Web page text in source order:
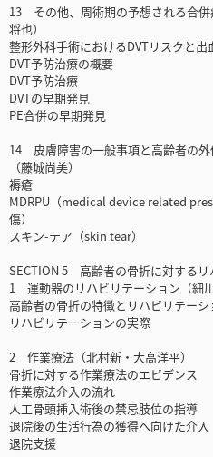
13 その他、周術期の予想される合
将也）
整形外科手術におけるDVTリスクと出
DVT予防治療の概要
DVT予防治療
DVTの早期発見
PE合併の早期発見
14 皮膚障害の一般事項と高齢者の
（藤城尚美）
褥瘡
MDRPU（medical device related
傷）
スキン-テア（skin tear）
SECTION 5 高齢者の骨折に対するリ
1 運動器のリハビリテーション（細川
高齢者の骨折の特徴とリハビリテーシ
リハビリテーションの実際
2 作業療法（北村新・大高洋平）
骨折に対する作業療法のエビデンス
作業療法介入の流れ
人工骨頭挿入術後の禁忌肢位の指導
退院後の生活行為の獲得へ向けた介入
退院支援